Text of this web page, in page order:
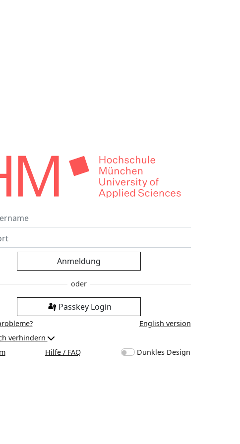
Anmeldung
Passkey Login
English version
verhindern
Hilfe / FAQ Dunkles Design